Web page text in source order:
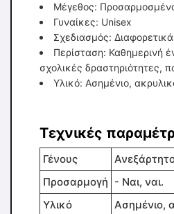
Μέγεθος:
Γυναίκες: Unisex
Σχεδιασμός:
Περίσταση: Καθημερινή
σχολικές δραστηριότητες,
Υλικό: Ασημένιο,
Τεχνικές
Γένους
Προσαρμογή - Ναι, ναι.
Υλικό
Ασημένιο,